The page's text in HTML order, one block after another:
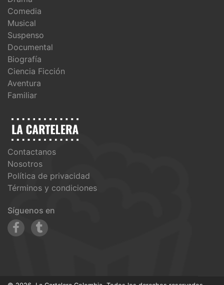
Comedia
Musical
Suspenso
Documental
Biografía
Ciencia Ficción
Aventura
Familiar
Contactanos
Nosotros
Política de privacidad
Términos y condiciones
Síguenos en